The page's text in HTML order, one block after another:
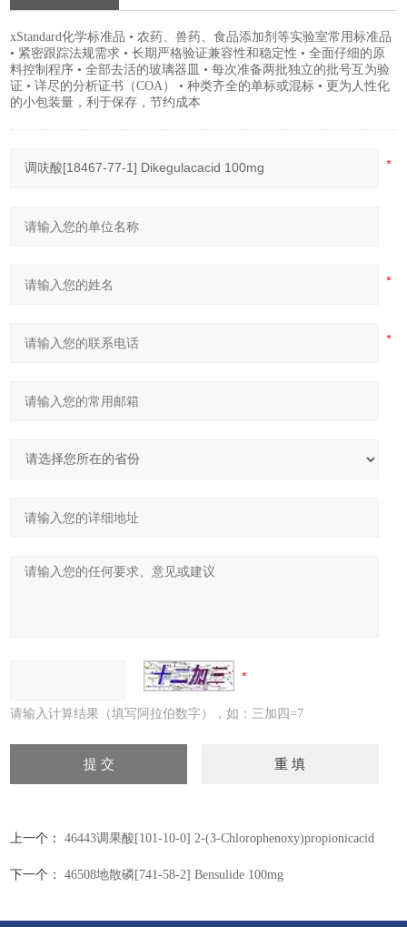
xStandard化学标准品 • 农药、兽药、食品添加剂等实验室常用标准品
• 紧密跟踪法规需求 • 长期严格验证兼容性和稳定性 • 全面仔细的原
料控制程序 • 全部去活的玻璃器皿 • 每次准备两批独立的批号互为验
证 • 详尽的分析证书（COA） • 种类齐全的单标或混标 • 更为人性化
的小包装量，利于保存，节约成本
请输入计算结果（填写阿拉伯数字），如：三加四=7
上一个：
46443调果酸[101-10-0] 2-(3-Chlorophenoxy)propionicacid
100mg
下一个： 46508地散磷[741-58-2] Bensulide 100mg